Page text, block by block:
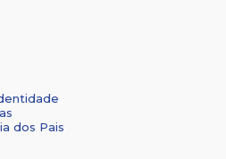
dos Pais